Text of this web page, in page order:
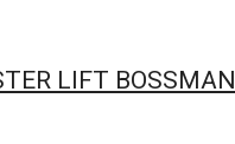
LIFT BOSSMAN